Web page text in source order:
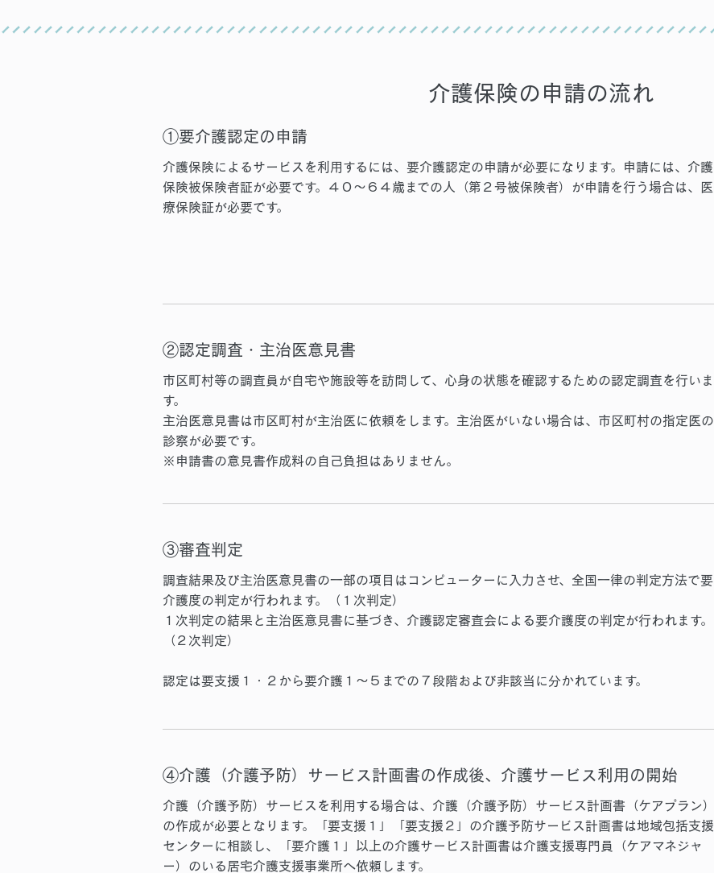
介護保険の申請の流れ
①要介護認定の申請
介護保険によるサービスを利用するには、要介護認定の申請が必要になります。申請には、 介護
保険被保険者証が必要です。４０～６４歳までの人（第２号被保険者）が申請を行う場合は、医
療保険証が必要です。
②認定調査・主治医意見書
市区町村等の調査員が自宅や施設等を訪問して、心身の状態を確認するための認定調査を行いま
す。
主治医意見書は市区町村が主治医に依頼をします。主治医がいない場合は、市区町村の指定医の
診察が必要です。
※申請書の意見書作成料の自己負担はありません。
③審査判定
調査結果及び主治医意見書の一部の項目はコンピューターに入力させ、全国一律の判定方法で要
介護度の判定が行われます。（１次判定）
１次判定の結果と主治医意見書に基づき、介護認定審査会による要介護度の判定が行われます。
（２次判定）
認定は要支援１・２から要介護１～５までの７段階および非該当 に分かれています。
④介護（介護予防）サービス計画書の作成後、介護サービス利用の開始
介護（介護予防）サービスを利用する場合は、介護（介護予防）サービス計画書（ケアプラン）
の作成が必要となります。
「要支援１」「要支援２」の介護予防サービス計画書は地域包括支援
センター に相談し、
「要介護１」以上の介護サービス計画書は介護支援専門員（ケアマネジャ
ー）のいる居宅介護支援事業所へ依頼します。